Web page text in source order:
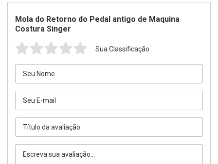
Mola do Retorno do Pedal antigo de Maquina
Costura Singer
Sua Classificação